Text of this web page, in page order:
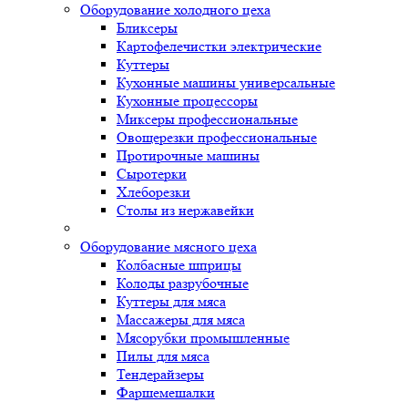
Оборудование холодного цеха
Бликсеры
Картофелечистки электрические
Куттеры
Кухонные машины универсальные
Кухонные процессоры
Миксеры профессиональные
Овощерезки профессиональные
Протирочные машины
Сыротерки
Хлеборезки
Столы из нержавейки
Оборудование мясного цеха
Колбасные шприцы
Колоды разрубочные
Куттеры для мяса
Массажеры для мяса
Мясорубки промышленные
Пилы для мяса
Тендерайзеры
Фаршемешалки